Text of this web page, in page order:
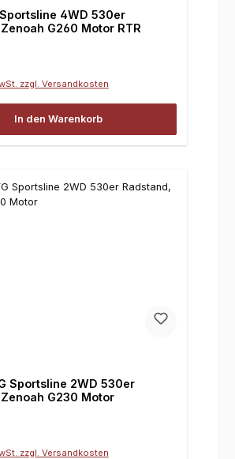
4WD 530er
G260 Motor RTR
zzgl. Versandkosten
In den Warenkorb
Sportsline 2WD 530er
G230 Motor
zzgl. Versandkosten